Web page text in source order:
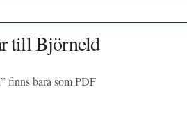
till Björneld
finns bara som PDF